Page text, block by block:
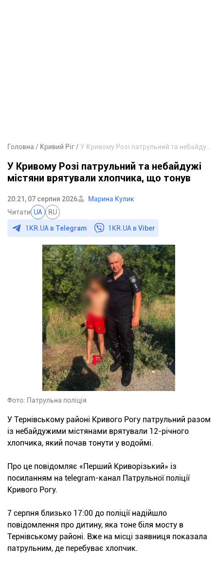
Головна Кривий Ріг
У Кривому Розі патрульний та небайдужі
містяни врятували хлопчика, що тонув
20:21, 07 серпня 2026
Марина Кулик
Читати UA RU
1KR.UA в Telegram 1KR.UA вViber
Фото: Патрульна поліція
У Тернівському районі Кривого Рогу патрульний разом
із небайдужими містянами врятували 12-річного
хлопчика, який почав тонути у водоймі.
Про це повідомляє «Перший Криворізький» із
посиланням на telegram-канал Патрульної поліції
Кривого Рогу.
7 серпня близько 17:00 до поліції надійшло
повідомлення про дитину, яка тоне біля мосту в
Тернівському районі. Вже на місці заявниця показала
патрульним, де перебуває хлопчик.